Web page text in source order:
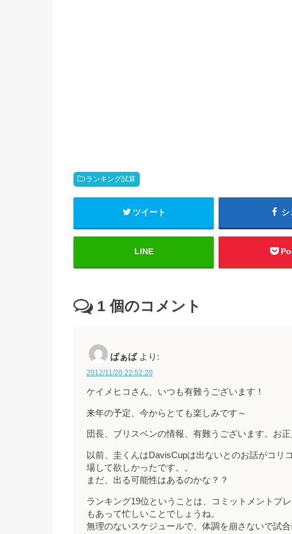
ランキング試算
ツイート シ
LINE
1 個のコメント
ばぁば より:
2012/11/20 22:52:20
ケイメヒコさん、いつも有難うございます！
来年の予定、今からとても楽しみです～
団長、ブリスベンの情報、有難うございます。お正
以前、圭くんはDavisCupは出ないとのお話がコリ
場して欲しかったです。。
まだ、出る可能性はあるのかな？？
ランキング19位ということは、コミットメントプ
もあって忙しいことでしょうね。
無理のないスケジュールで、体調を崩さないで試